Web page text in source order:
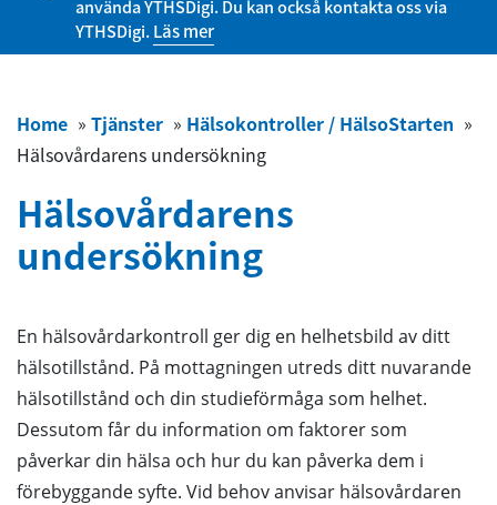
använda YTHSDigi. Du kan också kontakta oss via
YTHSDigi.Läs mer
Home » Tjänster » Hälsokontroller / HälsoStarten »
Hälsovårdarens undersökning
Hälsovårdarens
undersökning
En hälsovårdarkontroll ger dig en helhetsbild av ditt
hälsotillstånd. På mottagningen utreds ditt nuvarande
hälsotillstånd och din studieförmåga som helhet.
Dessutom får du information om faktorer som
påverkar din hälsa och hur du kan påverka dem i
förebyggande syfte. Vid behov anvisar hälsovårdaren